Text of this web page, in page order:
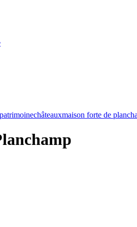
patrimoinechâteauxmaison forte de